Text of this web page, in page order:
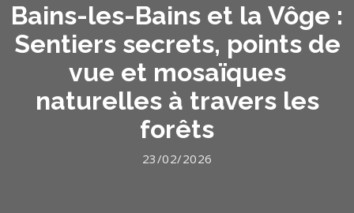
Bains-les-Bains et la Vôge :
Sentiers secrets, points de
vue et mosaïques
naturelles à travers les
forêts
23/02/2026